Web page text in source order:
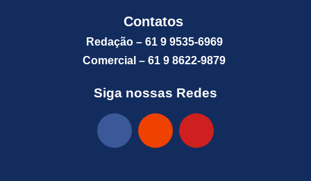
Contatos
Redação – 61 9 9535-6969
Comercial – 61 9 8622-9879
Siga nossas Redes